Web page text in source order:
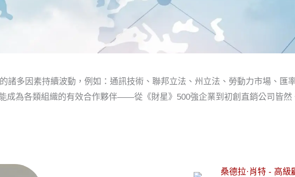
諸多因素持續波動，例如：通訊技術、聯邦立法、州立法、勞動力市場、匯
成為各類組織的有效合作夥伴——從《財星》500強企業到初創直銷公司皆然